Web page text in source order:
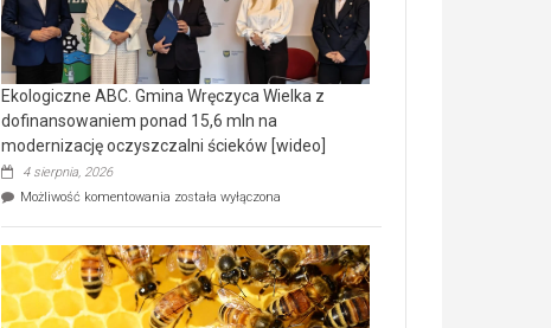
Ekologiczne ABC. Gmina Wręczyca Wielka z
dofinansowaniem ponad 15,6 mln na
modernizację oczyszczalni ścieków [wideo]
4 sierpnia, 2026
Możliwość komentowania Ekologiczne
Wręczyca
Wielka
z
dofinansowaniem
została wyłączona